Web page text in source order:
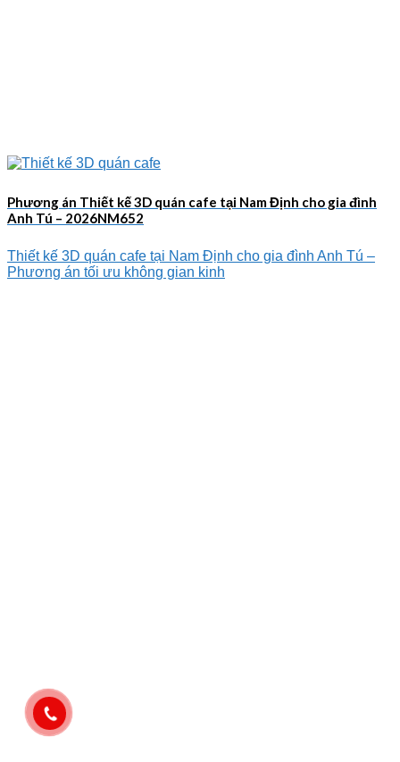
Phương án Thiết kế 3D quán cafe tại Nam Định cho gia đình
Anh Tú – 2026NM652
Thiết kế 3D quán cafe tại Nam Định cho gia đình Anh Tú –
Phương án tối ưu không gian kinh